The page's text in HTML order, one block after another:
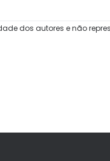
dos autores e não